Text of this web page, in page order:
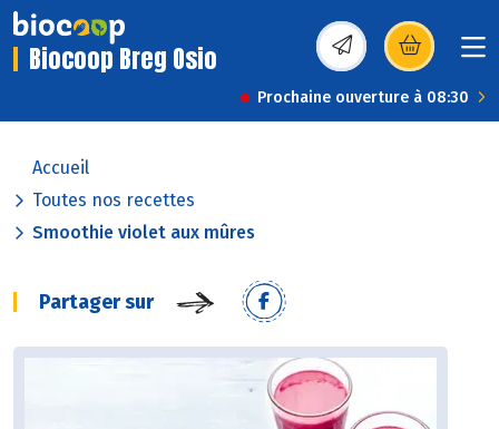
Biocoop Breg Osio (s’ouvre dans une
Prochaine ouverture à 08:30
Accueil
Toutes nos recettes
Smoothie violet aux mûres
Partager sur